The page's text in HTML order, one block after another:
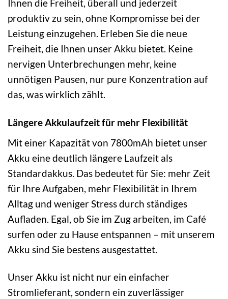
Ihnen die Freiheit, überall und jederzeit
produktiv zu sein, ohne Kompromisse bei der
Leistung einzugehen. Erleben Sie die neue
Freiheit, die Ihnen unser Akku bietet. Keine
nervigen Unterbrechungen mehr, keine
unnötigen Pausen, nur pure Konzentration auf
das, was wirklich zählt.
Längere Akkulaufzeit für mehr Flexibilität
Mit einer Kapazität von 7800mAh bietet unser
Akku eine deutlich längere Laufzeit als
Standardakkus. Das bedeutet für Sie: mehr Zeit
für Ihre Aufgaben, mehr Flexibilität in Ihrem
Alltag und weniger Stress durch ständiges
Aufladen. Egal, ob Sie im Zug arbeiten, im Café
surfen oder zu Hause entspannen – mit unserem
Akku sind Sie bestens ausgestattet.
Unser Akku ist nicht nur ein einfacher
Stromlieferant, sondern ein zuverlässiger